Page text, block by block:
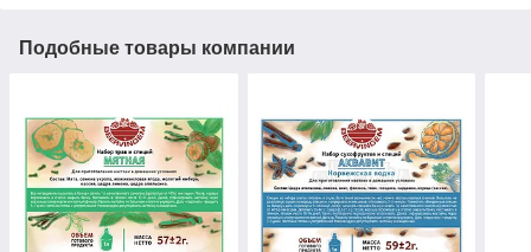
Подобные товары компании